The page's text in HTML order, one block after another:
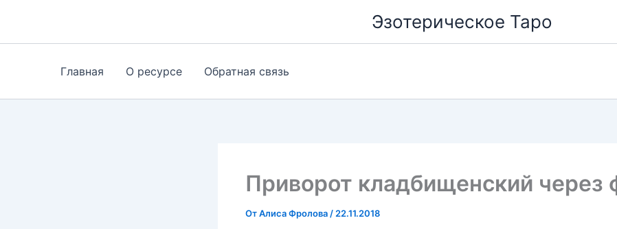
содержимому
Эзотерическое Таро
Главная О ресурсе Обратная связь
Приворот кладбищенский через
ОтАлиса Фролова / 22.11.2018